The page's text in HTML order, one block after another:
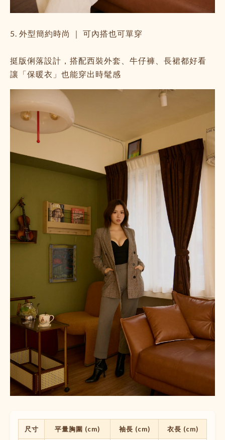
5. 外型簡約時尚 ｜ 可內搭也可單穿
挺版俐落設計，搭配西裝外套、牛仔褲、長裙都好看
讓「保暖衣」也能穿出時髦感
尺寸 平量胸圍 (cm) 袖長 (cm) 衣長 (cm)